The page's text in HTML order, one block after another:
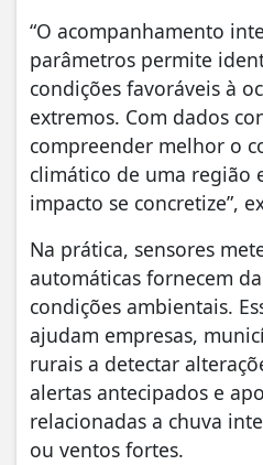
“O acompanhamento
parâmetros permite
condições favoráveis à
extremos. Com dados
compreender melhor o
climático de uma região
impacto se concretize”,
Na prática, sensores
automáticas fornecem
condições ambientais.
ajudam empresas,
rurais a detectar
alertas antecipados e
relacionadas a chuva
ou ventos fortes.